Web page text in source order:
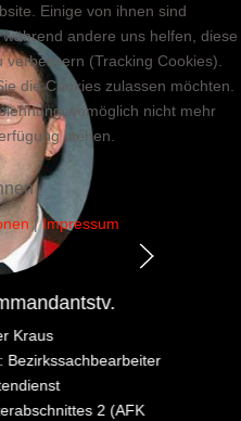
Kraus
Bezirkssachbearbeiter
2 (AFK
Einige von ihnen sind
andere uns helfen, diese
(Tracking Cookies).
die Cookies zulassen möchten.
womöglich nicht mehr
stehen.
|Impressum